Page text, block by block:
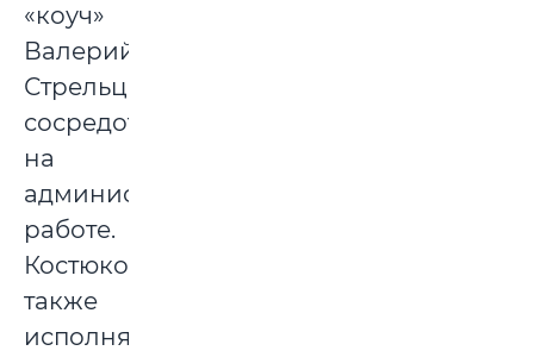
«коуч»
Валерий
Стрельцов
сосредоточился
на
административной
работе.
Костюков
также
исполнял